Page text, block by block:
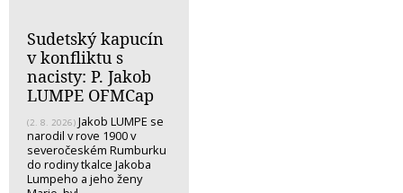
Sudetský kapucín
v konfliktu s
nacisty: P. Jakob
LUMPE OFMCap
(2. 8. 2026) Jakob LUMPE se
narodil v rove 1900 v
severočeském Rumburku
do rodiny tkalce Jakoba
Lumpeho a jeho ženy